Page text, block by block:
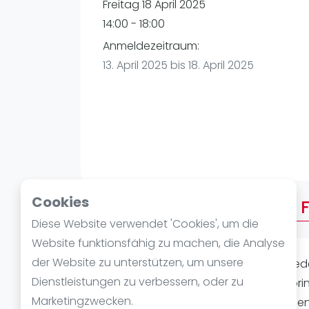
Cookies
Diese Website verwendet 'Cookies', um die
Website funktionsfähig zu machen, die Analyse
der Website zu unterstützen, um unsere
Dienstleistungen zu verbessern, oder zu
Marketingzwecken.
Verschiedenes
Freitag 18 April 2025
14:00 - 18:00
Anmeldezeitraum:
13. April 2025 bis 18. April 2025
Über AFTERWORK FREITAG
AFTER WORK FREITAG FEIERTAG !!!
Padel auf unserer Anlage näher zu
stressigen Arbeitstag bieten zu